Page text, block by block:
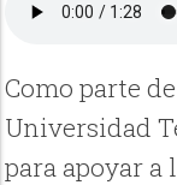
Como parte
Universidad
para apoyar